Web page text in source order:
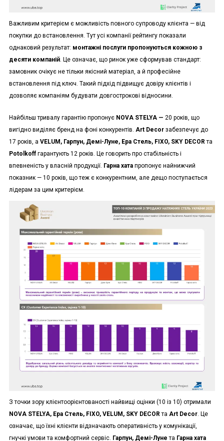
Важливим критерієм є можливість повного супроводу клієнта — від
покупки до встановлення. Тут усі компанії рейтингу показали
однаковий результат: монтажні послуги пропонуються кожною з
десяти компаній. Це означає, що ринок уже сформував стандарт:
замовник очікує не тільки якісний матеріал, а й професійне
встановлення під ключ. Такий підхід підвищує довіру клієнтів і
дозволяє компаніям будувати довгострокові відносини.
Найбільш тривалу гарантію пропонує NOVA STELYA — 20 років, що
вигідно виділяє бренд на фоні конкурентів. Art Decorзабезпечує до
17 років, а VELUM, Гарпун, Демі-Луне, Ера Стель, FIXO, SKY DECORта
Potolkoffгарантують 12 років. Це говорить про стабільність і
впевненість у власній продукції. Гарна хатапропонує найнижчий
показник — 10 років, що теж є конкурентним, але дещо поступається
лідерам за цим критерієм.
З точки зору клієнтоорієнтованості найвищі оцінки (10 із 10) отримали
NOVA STELYA, Ера Стель, FIXO, VELUM, SKY DECORта Art Decor. Це
означає, що їхні клієнти відзначають оперативність у комунікації,
гнучкі умови та комфортний сервіс. Гарпун, Демі-Лунета Гарна хата